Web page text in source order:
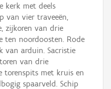
kerk met deels
van vier traveeën,
zijkoren van drie
ten noordoosten. Rode
van arduin. Sacristie
van drie
torenspits met kruis en
spaarveld. Schip